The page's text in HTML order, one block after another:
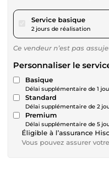
Service basiquepour
2 jours de réalisation
Ce vendeur n’est pas
Personnaliser le
Basique
Délai supplémentaire de 1
Standard
Délai supplémentaire de 2
Premium
Délai supplémentaire de 5
Éligible à l’assurance
Vous pouvez assurer